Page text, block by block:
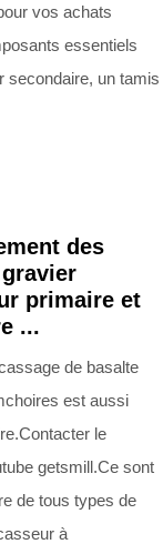
vos achats
essentiels
secondaire, un tamis
des
primaire et
...
de basalte
est aussi
le
getsmill.Ce sont
de tous types de
à